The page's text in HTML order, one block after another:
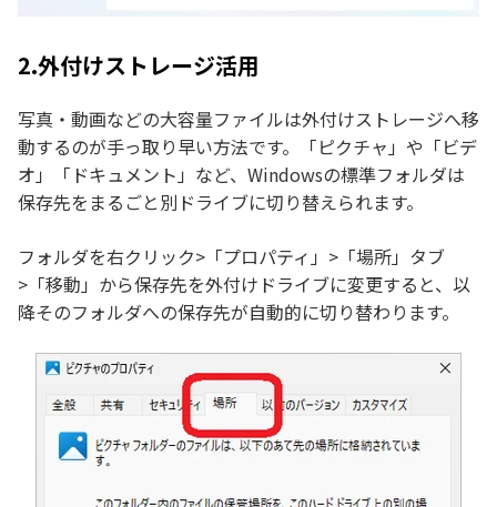
2.外付けストレージ活用
写真・動画などの大容量ファイルは外付けストレージへ移
動するのが手っ取り早い方法です。「ピクチャ」や「ビデ
オ」「ドキュメント」など、Windowsの標準フォルダは
保存先をまるごと別ドライブに切り替えられます。
フォルダを右クリック>「プロパティ」>「場所」タブ
>「移動」から保存先を外付けドライブに変更すると、以
降そのフォルダへの保存先が自動的に切り替わります。